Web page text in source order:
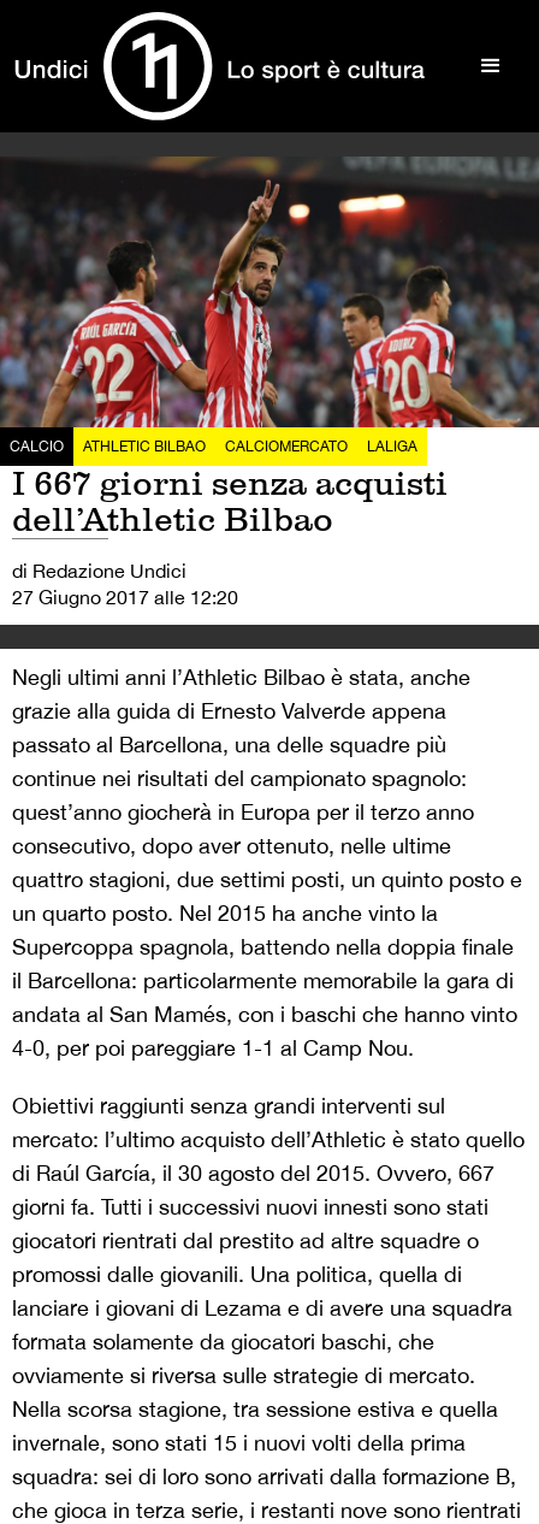
CALCIO ATHLETIC BILBAO CALCIOMERCATO LALIGA
I 667 giorni senza acquisti
dell’Athletic Bilbao
di Redazione Undici
27 Giugno 2017 alle 12:20
Negli ultimi anni l’Athletic Bilbao è stata, anche
grazie alla guida di Ernesto Valverde appena
passato al Barcellona, una delle squadre più
continue nei risultati del campionato spagnolo:
quest’anno giocherà in Europa per il terzo anno
consecutivo, dopo aver ottenuto, nelle ultime
quattro stagioni, due settimi posti, un quinto posto e
un quarto posto. Nel 2015 ha anche vinto la
Supercoppa spagnola, battendo nella doppia finale
il Barcellona: particolarmente memorabile la gara di
andata al San Mamés, con i baschi che hanno vinto
4-0, per poi pareggiare 1-1 al Camp Nou.
Obiettivi raggiunti senza grandi interventi sul
mercato: l’ultimo acquisto dell’Athletic è stato quello
di Raúl García, il 30 agosto del 2015. Ovvero, 667
giorni fa. Tutti i successivi nuovi innesti sono stati
giocatori rientrati dal prestito ad altre squadre o
promossi dalle giovanili. Una politica, quella di
lanciare i giovani di Lezama e di avere una squadra
formata solamente da giocatori baschi, che
ovviamente si riversa sulle strategie di mercato.
Nella scorsa stagione, tra sessione estiva e quella
invernale, sono stati 15 i nuovi volti della prima
squadra: sei di loro sono arrivati dalla formazione B,
che gioca in terza serie, i restanti nove sono rientrati